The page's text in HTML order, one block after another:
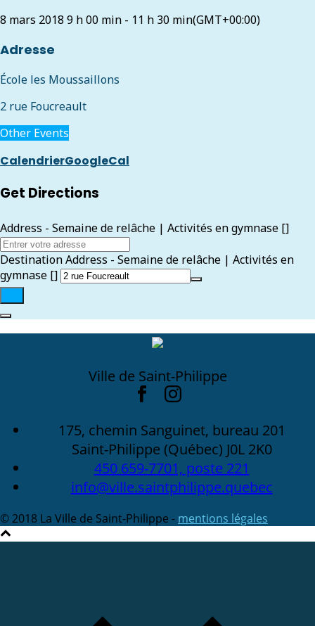
8 mars 2018 9 h 00 min - 11 h 30 min(GMT+00:00)
Adresse
École les Moussaillons
2 rue Foucreault
Other Events
CalendrierGoogleCal
Get Directions
Address - Semaine de relâche | Activités en gymnase []
Destination Address - Semaine de relâche | Activités en
gymnase []
Ville de Saint-Philippe
175, chemin Sanguinet, bureau 201
Saint-Philippe (Québec) J0L 2K0
450 659-7701, poste 221
info@ville.saintphilippe.quebec
© 2018 La Ville de Saint-Philippe - mentions légales